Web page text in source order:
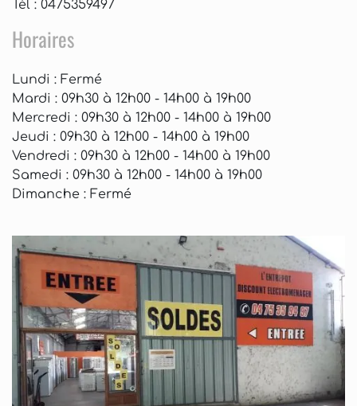
Tél : 0475359497
Horaires
Lundi : Fermé
Mardi : 09h30 à 12h00 - 14h00 à 19h00
Mercredi : 09h30 à 12h00 - 14h00 à 19h00
Jeudi : 09h30 à 12h00 - 14h00 à 19h00
Vendredi : 09h30 à 12h00 - 14h00 à 19h00
Samedi : 09h30 à 12h00 - 14h00 à 19h00
Dimanche : Fermé